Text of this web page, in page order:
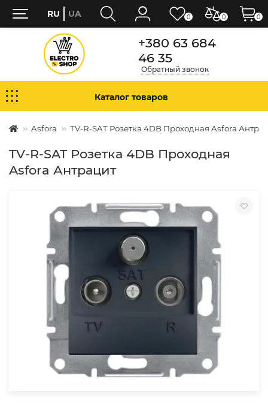
+380 63 684
46 35
Обратный звонок
Каталог товаров
Asfora TV-R-SAT Розетка 4DB Проходная Asfora
TV-R-SAT Розетка 4DB Проходная
Asfora Антрацит
0 0
RU UA 0